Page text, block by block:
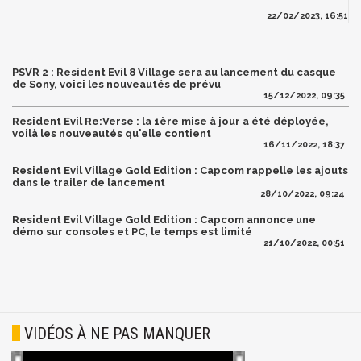
22/02/2023, 16:51
PSVR 2 : Resident Evil 8 Village sera au lancement du casque
de Sony, voici les nouveautés de prévu
15/12/2022, 09:35
Resident Evil Re:Verse : la 1ère mise à jour a été déployée,
voilà les nouveautés qu'elle contient
16/11/2022, 18:37
Resident Evil Village Gold Edition : Capcom rappelle les ajouts
dans le trailer de lancement
28/10/2022, 09:24
Resident Evil Village Gold Edition : Capcom annonce une
démo sur consoles et PC, le temps est limité
21/10/2022, 00:51
VIDÉOS À NE PAS MANQUER